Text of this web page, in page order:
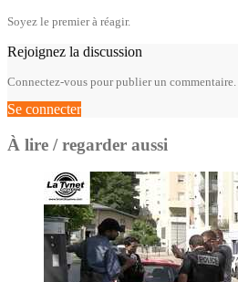
Soyez le premier à réagir.
Rejoignez la discussion
Connectez-vous pour publier un commentaire.
Se connecter
À lire / regarder aussi